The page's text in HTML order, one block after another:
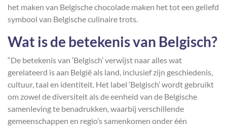
het maken van Belgische chocolade maken het tot een geliefd
symbool van Belgische culinaire trots.
Wat is de betekenis van Belgisch?
“De betekenis van ‘Belgisch’ verwijst naar alles wat
gerelateerd is aan België als land, inclusief zijn geschiedenis,
cultuur, taal en identiteit. Het label ‘Belgisch’ wordt gebruikt
om zowel de diversiteit als de eenheid van de Belgische
samenleving te benadrukken, waarbij verschillende
gemeenschappen en regio’s samenkomen onder één